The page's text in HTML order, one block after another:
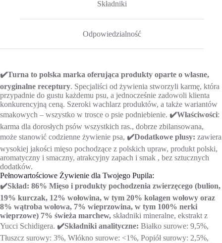
Składniki
Odpowiedzialność
✔️Turna to polska marka oferująca produkty oparte o własne,
oryginalne receptury. Specjaliści od żywienia stworzyli karmę, która
przypadnie do gustu każdemu psu, a jednocześnie zadowoli klienta
konkurencyjną ceną. Szeroki wachlarz produktów, a także wariantów
smakowych – wszystko w trosce o psie podniebienie. ✔️Właściwości:
karma dla dorosłych psów wszystkich ras., dobrze zbilansowana,
może stanowić codzienne żywienie psa, ✔️Dodatkowe plusy: zawiera
wysokiej jakości mięso pochodzące z polskich upraw, produkt polski,
aromatyczny i smaczny, atrakcyjny zapach i smak , bez sztucznych
dodatków.
Pełnowartościowe Żywienie dla Twojego Pupila:
✔️Skład: 86% Mięso i produkty pochodzenia zwierzęcego (bulion,
19% kurczak, 12% wołowina, w tym 20% kolagen wołowy oraz
8% wątroba wołowa, 7% wieprzowina, w tym 100% nerki
wieprzowe) 7% świeża marchew, składniki mineralne, ekstrakt z
Yucci Schidigera. ✔️Składniki analityczne: Białko surowe: 9,5%,
Tłuszcz surowy: 3%, Włókno surowe: <1%, Popiół surowy: 2,5%,